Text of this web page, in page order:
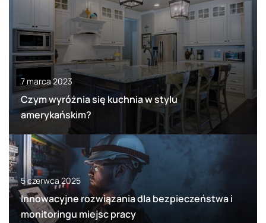
7 marca 2023
Czym wyróżnia się kuchnia w stylu
amerykańskim?
5 czerwca 2025
Innowacyjne rozwiązania dla bezpieczeństwa i
monitoringu miejsc pracy